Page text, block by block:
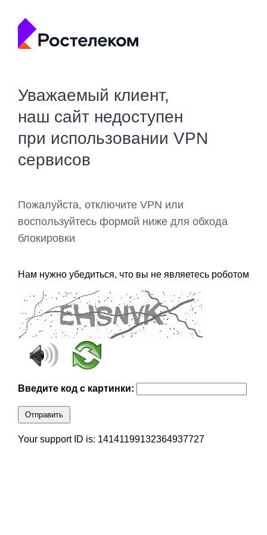
Уважаемый клиент,
наш сайт недоступен
при использовании VPN
сервисов
Пожалуйста, отключите VPN или
воспользуйтесь формой ниже для обхода
блокировки
Нам нужно убедиться, что вы не являетесь роботом
Введите код с картинки:
Отправить
Your support ID is: 14141199132364937727